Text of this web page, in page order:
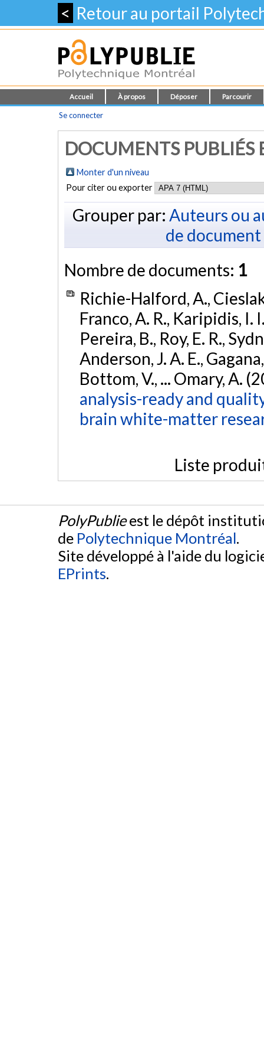
< Retour au portail
Accueil À propos Déposer Parcourir
Se connecter
DOCUMENTS PUBLIÉS
Monter d'un niveau
Pour citer ou exporter
Grouper par: Auteurs ou
de document
Nombre de documents: 1
Richie-Halford, A.,
Franco, A. R., Karipidis, I.
Pereira, B., Roy, E. R.,
Anderson, J. A. E.,
Bottom, V., ... Omary, A.
analysis-ready and
brain white-matter
Liste
PolyPublieest le dépôt
de Polytechnique Montréal.
Site développé à l'aide du
EPrints.